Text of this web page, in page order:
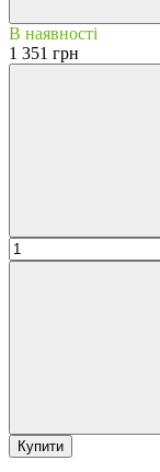
В наявності
1 351 грн
Купити